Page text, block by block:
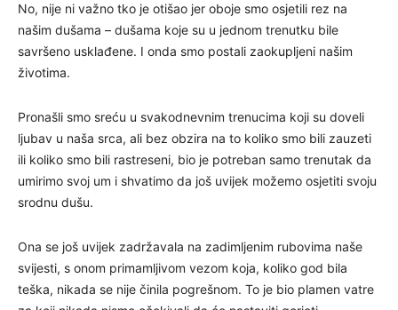
No, nije ni važno tko je otišao jer oboje smo osjetili rez na
našim dušama – dušama koje su u jednom trenutku bile
savršeno usklađene. I onda smo postali zaokupljeni našim
životima.
Pronašli smo sreću u svakodnevnim trenucima koji su doveli
ljubav u naša srca, ali bez obzira na to koliko smo bili zauzeti
ili koliko smo bili rastreseni, bio je potreban samo trenutak da
umirimo svoj um i shvatimo da još uvijek možemo osjetiti svoju
srodnu dušu.
Ona se još uvijek zadržavala na zadimljenim rubovima naše
svijesti, s onom primamljivom vezom koja, koliko god bila
teška, nikada se nije činila pogrešnom. To je bio plamen vatre